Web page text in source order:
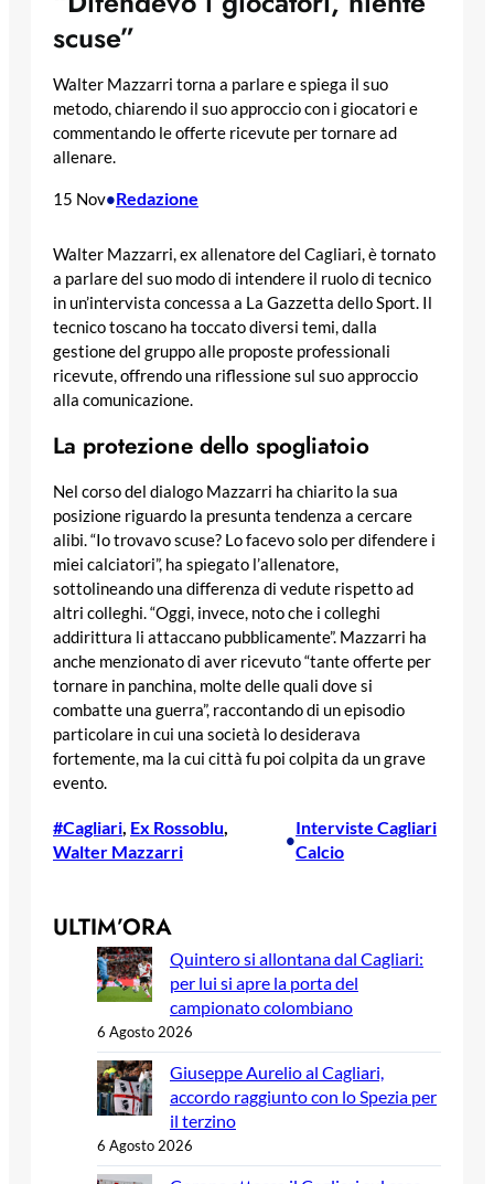
scuse”
Walter Mazzarri torna a parlare e spiega il suo
metodo, chiarendo il suo approccio con i giocatori e
commentando le offerte ricevute per tornare ad
allenare.
15 Nov•Redazione
Walter Mazzarri, ex allenatore del Cagliari, è tornato
a parlare del suo modo di intendere il ruolo di tecnico
in un’intervista concessa a La Gazzetta dello Sport. Il
tecnico toscano ha toccato diversi temi, dalla
gestione del gruppo alle proposte professionali
ricevute, offrendo una riflessione sul suo approccio
alla comunicazione.
La protezione dello spogliatoio
Nel corso del dialogo Mazzarri ha chiarito la sua
posizione riguardo la presunta tendenza a cercare
alibi. “Io trovavo scuse? Lo facevo solo per difendere i
miei calciatori”, ha spiegato l’allenatore,
sottolineando una differenza di vedute rispetto ad
altri colleghi. “Oggi, invece, noto che i colleghi
addirittura li attaccano pubblicamente”. Mazzarri ha
anche menzionato di aver ricevuto “tante offerte per
tornare in panchina, molte delle quali dove si
combatte una guerra”, raccontando di un episodio
particolare in cui una società lo desiderava
fortemente, ma la cui città fu poi colpita da un grave
evento.
#Cagliari, Ex Rossoblu
Walter Mazzarri
•
Interviste Cagliari
Calcio
ULTIM’ORA
Quintero si allontana dal Cagliari:
per lui si apre la porta del
campionato colombiano
6 Agosto 2026
Giuseppe Aurelio al Cagliari,
accordo raggiunto con lo Spezia per
il terzino
6 Agosto 2026